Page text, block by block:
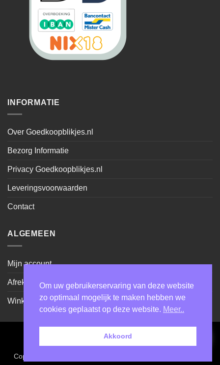
INFORMATIE
Over Goedkoopblikjes.nl
Bezorg Informatie
Privacy Goedkoopblikjes.nl
Leveringsvoorwaarden
Contact
ALGEMEEN
Mijn account
Afrekenen
Winkel
Cash
Pickup
IDeal
Copyright MKW Trading BV 2026 ©
Om uw gebruikerservaring van deze website
zo optimaal mogelijk te maken hebben we
cookies geplaatst op deze website. Meer..
Akkoord